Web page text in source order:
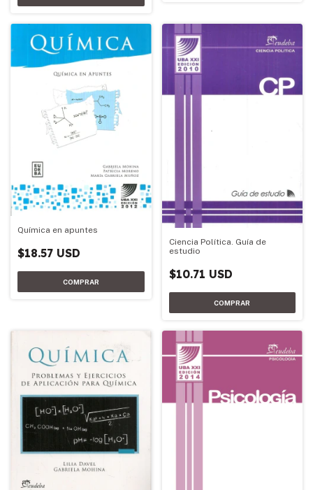
Química en apuntes
$18.57 USD
Ciencia Política. Guía de
estudio
$10.71 USD